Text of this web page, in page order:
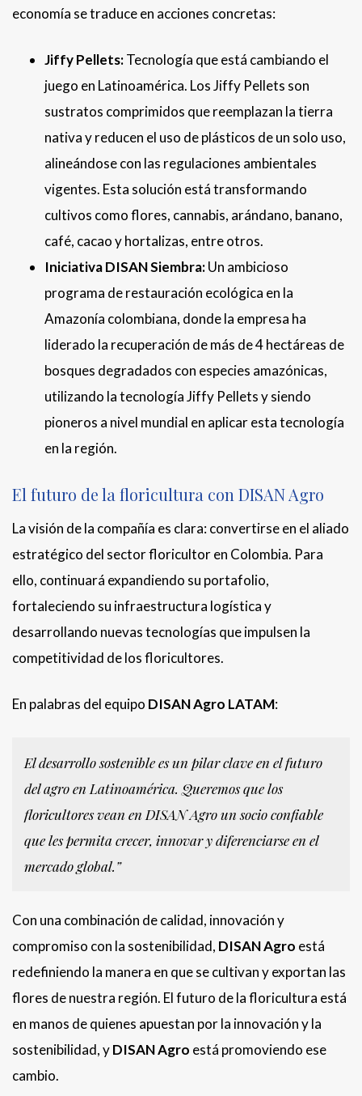
economía se traduce en acciones concretas:
Jiffy Pellets:Tecnología que está cambiando el
juego en Latinoamérica. Los Jiffy Pellets son
sustratos comprimidos que reemplazan la tierra
nativa y reducen el uso de plásticos de un solo uso,
alineándose con las regulaciones ambientales
vigentes. Esta solución está transformando
cultivos como flores, cannabis, arándano, banano,
café, cacao y hortalizas, entre otros.
Iniciativa DISAN Siembra:Un ambicioso
programa de restauración ecológica en la
Amazonía colombiana, donde la empresa ha
liderado la recuperación de más de 4 hectáreas de
bosques degradados con especies amazónicas,
utilizando la tecnología Jiffy Pellets y siendo
pioneros a nivel mundial en aplicar esta tecnología
en la región.
El futuro de la floricultura con DISAN Agro
La visión de la compañía es clara: convertirse en el aliado
estratégico del sector floricultor en Colombia. Para
ello, continuará expandiendo su portafolio,
fortaleciendo su infraestructura logística y
desarrollando nuevas tecnologías que impulsen la
competitividad de los floricultores.
En palabras del equipo DISAN Agro LATAM:
El desarrollo sostenible es un pilar clave en el futuro
del agro en Latinoamérica. Queremos que los
floricultores vean en DISAN Agro un socio confiable
que les permita crecer, innovar y diferenciarse en el
mercado global.”
Con una combinación de calidad, innovación y
compromiso con la sostenibilidad, DISAN Agro está
redefiniendo la manera en que se cultivan y exportan las
flores de nuestra región. El futuro de la floricultura está
en manos de quienes apuestan por la innovación y la
sostenibilidad, yDISAN Agro está promoviendo ese
cambio.